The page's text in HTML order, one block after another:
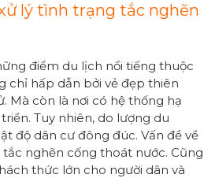
lý tình trạng tắc nghẽn
điểm du lịch nổi tiếng thuộc
chỉ hấp dẫn bởi vẻ đẹp thiên
Mà còn là nơi có hệ thống hạ
Tuy nhiên, do lượng du
độ dân cư đông đúc. Vấn đề về
nghẽn cống thoát nước. Cũng
thức lớn cho người dân và